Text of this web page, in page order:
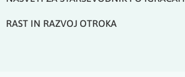
RAST IN RAZVOJ OTROKA